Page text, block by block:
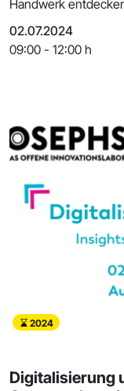
Handwerk
02.07.2024
09:00 - 12:00 h
2024
Digitalisierung